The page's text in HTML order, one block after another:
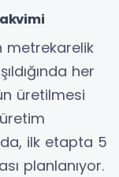
metrekarelik
her
üretilmesi
ilk etapta 5
planlanıyor.